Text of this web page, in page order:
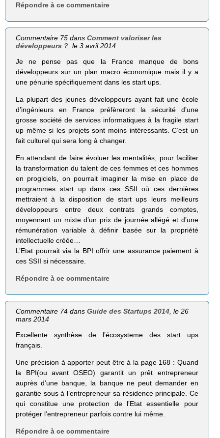
Répondre à ce commentaire
Commentaire 75 dansComment valoriser les
développeurs ? , le 3 avril 2014
Je ne pense pas que la France manque de bons
développeurs sur un plan macro économique mais il y a
une pénurie spécifiquement dans les start ups.
La plupart des jeunes développeurs ayant fait une école
d’ingénieurs en France préfèreront la sécurité d’une
grosse société de services informatiques à la fragile start
up même si les projets sont moins intéressants. C’est un
fait culturel qui sera long à changer.
En attendant de faire évoluer les mentalités, pour faciliter
la transformation du talent de ces femmes et ces hommes
en progiciels, on pourrait imaginer la mise en place de
programmes start up dans ces SSII où ces dernières
mettraient à la disposition de start ups leurs meilleurs
développeurs entre deux contrats grands comptes,
moyennant un mixte d’un prix de journée allégé et d’une
rémunération variable à définir basée sur la propriété
intellectuelle créée…
L’Etat pourrait via la BPI offrir une assurance paiement à
ces SSII si nécessaire.
Répondre à ce commentaire
Commentaire 74 dansGuide des Startups 2014, le 26
mars 2014
Excellente synthèse de l’écosysteme des start ups
français.
Une précision à apporter peut être à la page 168 : Quand
la BPI(ou avant OSEO) garantit un prêt entrepreneur
auprès d’une banque, la banque ne peut demander en
garantie sous à l’entrepreneur sa résidence principale. Ce
qui constitue une protection de l’Etat essentielle pour
protéger l’entrepreneur parfois contre lui même.
Répondre à ce commentaire